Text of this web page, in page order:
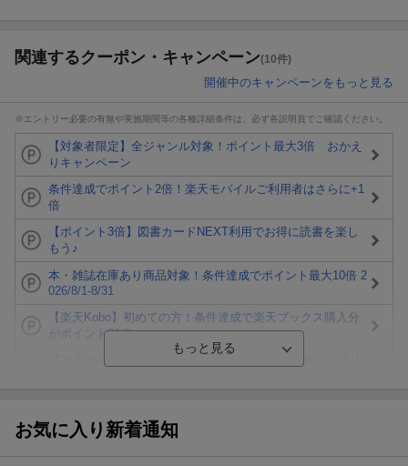
関連するクーポン・キャンペーン(10件)
開催中のキャンペーンをもっと見る
※エントリー必要の有無や実施期間等の各種詳細条件は、必ず各説明頁でご確認ください。
【対象者限定】全ジャンル対象！ポイント最大3倍 おかえ
りキャンペーン
条件達成でポイント2倍！楽天モバイルご利用者はさらに+1
倍
【ポイント3倍】図書カードNEXT利用でお得に読書を楽し
もう♪
本・雑誌在庫あり商品対象！条件達成でポイント最大10倍 2
026/8/1-8/31
【楽天Kobo】初めての方！条件達成で楽天ブックス購入分
がポイント20倍
ト山分け
お気に入り新着通知